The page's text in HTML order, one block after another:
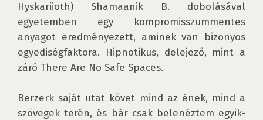
Hyskariioth) Shamaanik B. dobolásával
egyetemben egy kompromisszummentes
anyagot eredményezett, aminek van bizonyos
egyediségfaktora. Hipnotikus, delejező, mint a
záró There Are No Safe Spaces.
Berzerk saját utat követ mind az ének, mind a
szövegek terén, és bár csak belenéztem egyik-